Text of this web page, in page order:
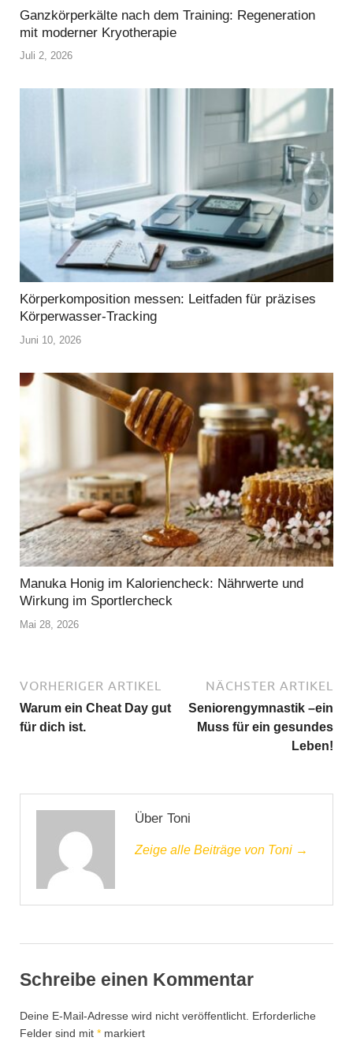
Ganzkörperkälte nach dem Training: Regeneration
mit moderner Kryotherapie
Juli 2, 2026
Körperkomposition messen: Leitfaden für präzises
Körperwasser-Tracking
Juni 10, 2026
Manuka Honig im Kaloriencheck: Nährwerte und
Wirkung im Sportlercheck
Mai 28, 2026
VORHERIGER ARTIKEL
Warum ein Cheat Day gut
für dich ist.
NÄCHSTER ARTIKEL
Seniorengymnastik –ein
Muss für ein gesundes
Leben!
Über Toni
Zeige alle Beiträge von Toni →
Schreibe einen Kommentar
Deine E-Mail-Adresse wird nicht veröffentlicht. Erforderliche
Felder sind mit * markiert